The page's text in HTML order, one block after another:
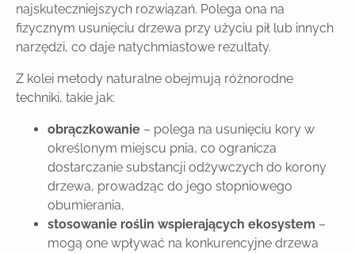
najskuteczniejszych rozwiązań. Polega ona na
fizycznym usunięciu drzewa przy użyciu pił lub innych
narzędzi, co daje natychmiastowe rezultaty.
Z kolei metody naturalne obejmują różnorodne
techniki, takie jak:
obrączkowanie – polega na usunięciu kory w
określonym miejscu pnia, co ogranicza
dostarczanie substancji odżywczych do korony
drzewa, prowadząc do jego stopniowego
obumierania,
stosowanie roślin wspierających ekosystem –
mogą one wpływać na konkurencyjne drzewa